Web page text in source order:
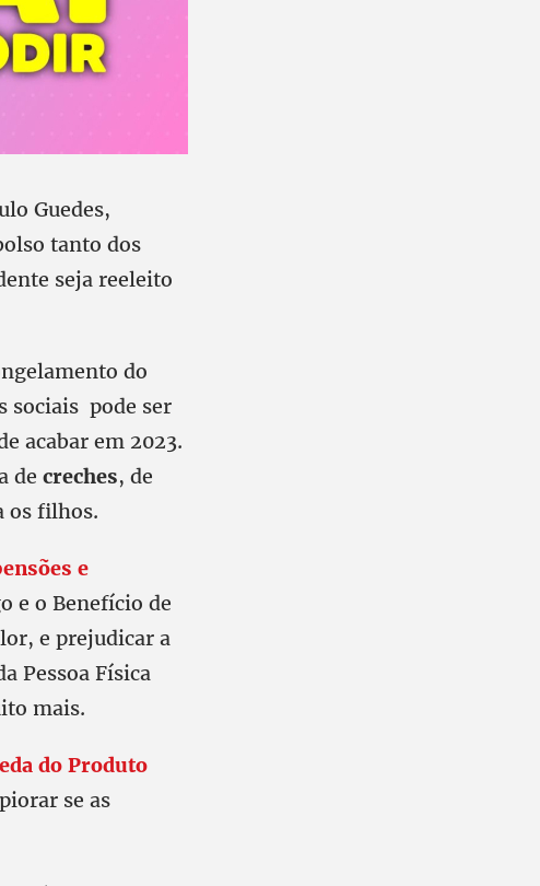
Guedes,
tanto dos
seja reeleito
do
sociais pode ser
acabar em 2023.
de creches, de
os filhos.
e
e o Benefício de
e prejudicar a
Pessoa Física
mais.
do Produto
se as